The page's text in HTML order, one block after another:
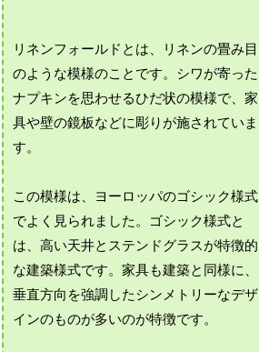
リネンフォールドとは、リネンの畳み目
のような模様のことです。シワが寄った
ナプキンを思わせるひだ状の模様で、家
具や壁の鏡板などに彫りが施されていま
す。
この模様は、ヨーロッパのゴシック様式
でよく見られました。ゴシック様式と
は、高い天井とステンドグラスが特徴的
な建築様式です。家具も建築と同様に、
垂直方向を強調したシンメトリーなデザ
インのものが多いのが特徴です。